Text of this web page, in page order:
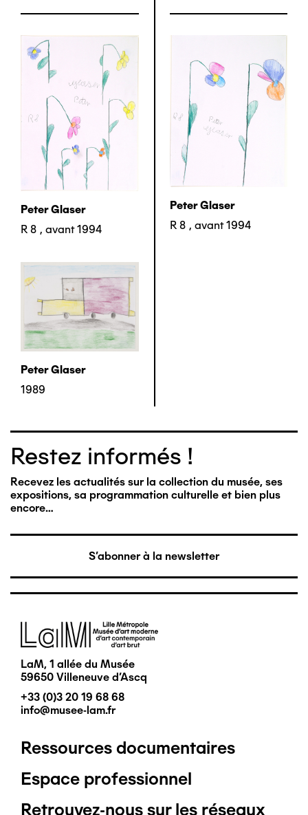
Peter Glaser
R 8 , avant 1994
Peter Glaser
R 8 , avant 1994
Peter Glaser
1989
Restez informés !
Recevez les actualités sur la collection du musée, ses
expositions, sa programmation culturelle et bien plus
encore…
S'abonner à la newsletter
Image
LaM, 1 allée du Musée
59650 Villeneuve d'Ascq
+33 (0)3 20 19 68 68
info@musee-lam.fr
Pied
de
Ressources documentaires
Espace professionnel
Retrouvez-nous sur les réseaux